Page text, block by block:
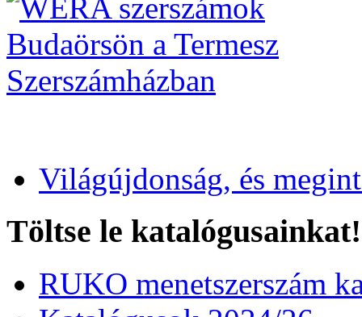
Világújdonság, és
Töltse le katalógusainkat!
RUKO menetszerszám